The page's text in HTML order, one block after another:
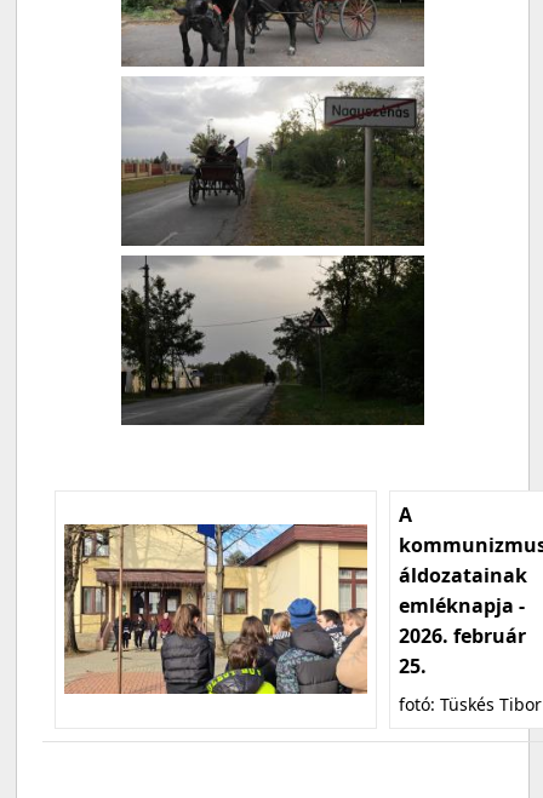
A
áldozatainak
emléknapja -
2026. február
25.
fotó: Tüskés Tibor